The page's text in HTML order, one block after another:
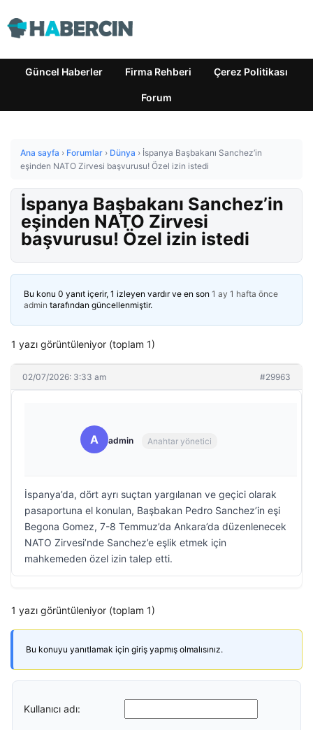
Güncel Haberler Firma Rehberi Çerez Politikası
Forum
Ana sayfa › Forumlar › Dünya › İspanya Başbakanı Sanchez’in
eşinden NATO Zirvesi başvurusu! Özel izin istedi
İspanya Başbakanı Sanchez’in
eşinden NATO Zirvesi
başvurusu! Özel izin istedi
Bu konu 0 yanıt içerir, 1 izleyen vardır ve en son 1 ay 1 hafta önce
admin tarafından güncellenmiştir.
1 yazı görüntüleniyor (toplam 1)
02/07/2026: 3:33 am #29963
A admin Anahtar yönetici
İspanya’da, dört ayrı suçtan yargılanan ve geçici olarak
pasaportuna el konulan, Başbakan Pedro Sanchez’in eşi
Begona Gomez, 7-8 Temmuz’da Ankara’da düzenlenecek
NATO Zirvesi’nde Sanchez’e eşlik etmek için
mahkemeden özel izin talep etti.
1 yazı görüntüleniyor (toplam 1)
Bu konuyu yanıtlamak için giriş yapmış olmalısınız.
Kullanıcı adı: